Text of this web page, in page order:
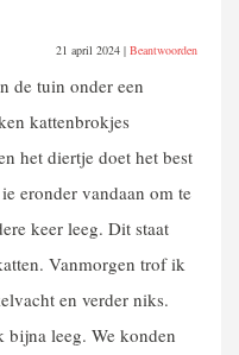
21 april 2024 | Beantwoorden
de tuin onder een
kattenbrokjes
het diertje doet het best
eronder vandaan om te
keer leeg. Dit staat
Vanmorgen trof ik
en verder niks.
bijna leeg. We konden